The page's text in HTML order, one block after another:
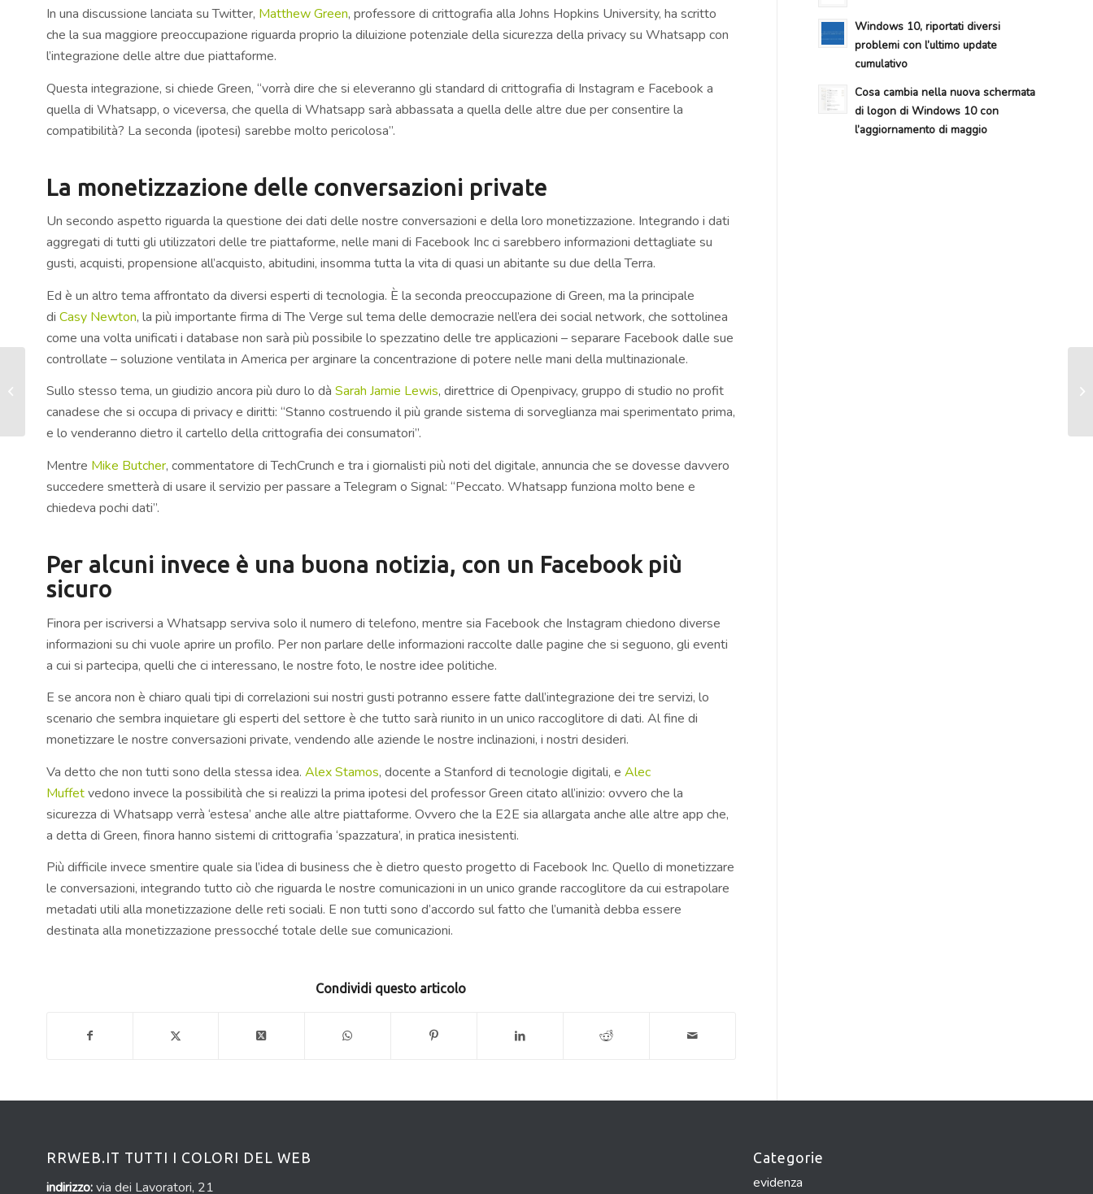
In una discussione lanciata su Twitter, Matthew Green, professore di crittografia alla Johns Hopkins University, ha scritto
che la sua maggiore preoccupazione riguarda proprio la diluizione potenziale della sicurezza della privacy su Whatsapp con
l’integrazione delle altre due piattaforme.
Questa integrazione, si chiede Green, “vorrà dire che si eleveranno gli standard di crittografia di Instagram e Facebook a
quella di Whatsapp, o viceversa, che quella di Whatsapp sarà abbassata a quella delle altre due per consentire la
compatibilità? La seconda (ipotesi) sarebbe molto pericolosa”.
La monetizzazione delle conversazioni private
Un secondo aspetto riguarda la questione dei dati delle nostre conversazioni e della loro monetizzazione. Integrando i dati
aggregati di tutti gli utilizzatori delle tre piattaforme, nelle mani di Facebook Inc ci sarebbero informazioni dettagliate su
gusti, acquisti, propensione all’acquisto, abitudini, insomma tutta la vita di quasi un abitante su due della Terra.
Ed è un altro tema affrontato da diversi esperti di tecnologia. È la seconda preoccupazione di Green, ma la principale
di Casy Newton, la più importante firma di The Verge sul tema delle democrazie nell’era dei social network, che sottolinea
come una volta unificati i database non sarà più possibile lo spezzatino delle tre applicazioni – separare Facebook dalle sue
controllate – soluzione ventilata in America per arginare la concentrazione di potere nelle mani della multinazionale.
Sullo stesso tema, un giudizio ancora più duro lo dà Sarah Jamie Lewis, direttrice di Openpivacy, gruppo di studio no profit
canadese che si occupa di privacy e diritti: “Stanno costruendo il più grande sistema di sorveglianza mai sperimentato prima,
e lo venderanno dietro il cartello della crittografia dei consumatori”.
Mentre Mike Butcher, commentatore di TechCrunch e tra i giornalisti più noti del digitale, annuncia che se dovesse davvero
succedere smetterà di usare il servizio per passare a Telegram o Signal: “Peccato. Whatsapp funziona molto bene e
chiedeva pochi dati”.
Per alcuni invece è una buona notizia, con un Facebook più
sicuro
Finora per iscriversi a Whatsapp serviva solo il numero di telefono, mentre sia Facebook che Instagram chiedono diverse
informazioni su chi vuole aprire un profilo. Per non parlare delle informazioni raccolte dalle pagine che si seguono, gli eventi
a cui si partecipa, quelli che ci interessano, le nostre foto, le nostre idee politiche.
E se ancora non è chiaro quali tipi di correlazioni sui nostri gusti potranno essere fatte dall’integrazione dei tre servizi, lo
scenario che sembra inquietare gli esperti del settore è che tutto sarà riunito in un unico raccoglitore di dati. Al fine di
monetizzare le nostre conversazioni private, vendendo alle aziende le nostre inclinazioni, i nostri desideri.
Va detto che non tutti sono della stessa idea. Alex Stamos, docente a Stanford di tecnologie digitali, e Alec
Muffetvedono invece la possibilità che si realizzi la prima ipotesi del professor Green citato all’inizio: ovvero che la
sicurezza di Whatsapp verrà ‘estesa’ anche alle altre piattaforme. Ovvero che la E2E sia allargata anche alle altre app che,
a detta di Green, finora hanno sistemi di crittografia ‘spazzatura’, in pratica inesistenti.
Più difficile invece smentire quale sia l’idea di business che è dietro questo progetto di Facebook Inc. Quello di monetizzare
le conversazioni, integrando tutto ciò che riguarda le nostre comunicazioni in un unico grande raccoglitore da cui estrapolare
metadati utili alla monetizzazione delle reti sociali. E non tutti sono d’accordo sul fatto che l’umanità debba essere
destinata alla monetizzazione pressocché totale delle sue comunicazioni.
Condividi questo articolo
Windows 10, riportati diversi
problemi con l’ultimo update
cumulativo
Cosa cambia nella nuova schermata
di logon di Windows 10 con
l’aggiornamento di maggio
RRWEB.IT TUTTI I COLORI DEL WEB
indirizzo:via dei Lavoratori, 21
Categorie
evidenza
contro i big del web:
già 95mila in Europa